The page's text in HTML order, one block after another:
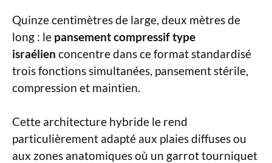
Quinze centimètres de large, deux mètres de
long : le pansement compressif type
israélien concentre dans ce format standardisé
trois fonctions simultanées, pansement stérile,
compression et maintien.
Cette architecture hybride le rend
particulièrement adapté aux plaies diffuses ou
aux zones anatomiques où un garrot tourniquet